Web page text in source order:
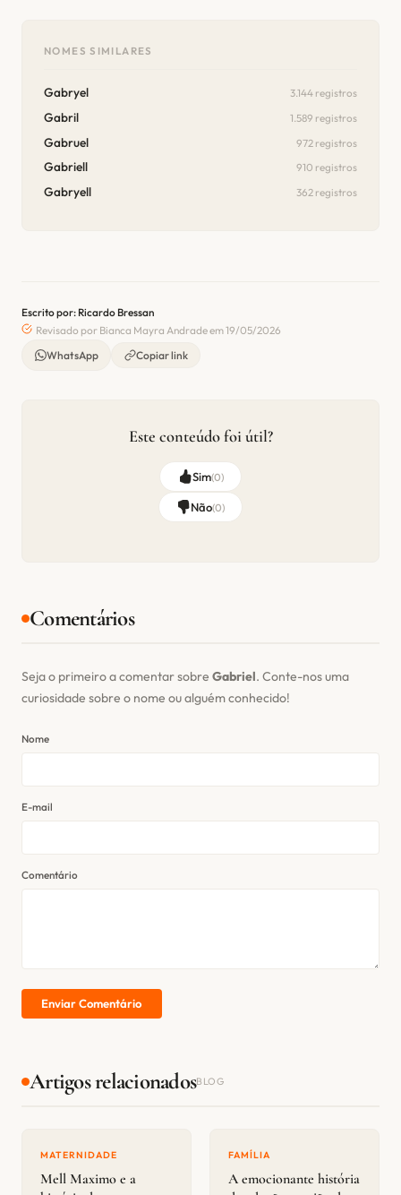
NOMES SIMILARES
Gabryel 3.144 registros
Gabril 1.589 registros
Gabruel 972 registros
Gabriell 910 registros
Gabryell 362 registros
Escrito por: Ricardo Bressan
Revisado por Bianca Mayra Andrade em 19/05/2026
WhatsApp
Copiar link
Este conteúdo foi útil?
Sim(0)
Não(0)
Comentários
Seja o primeiro a comentar sobre Gabriel. Conte-nos uma
curiosidade sobre o nome ou alguém conhecido!
Nome
E-mail
Comentário
Enviar Comentário
Artigos relacionadosBLOG
MATERNIDADE
Mell Maximo e a
FAMÍLIA
A emocionante história